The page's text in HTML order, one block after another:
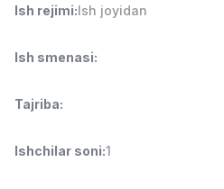
3,500,000 - 8,000,000 sum
Savdo boshlig'i
6,000,000 - 15,000,000 sum
Full time job
Ish joyidan
Ish rejimi:Ish joyidan
Ish smenasi:
Tajriba:
Ishchilar soni:1